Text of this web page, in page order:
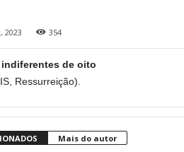
2023 354
de oito
Ressurreição).
Mais do autor